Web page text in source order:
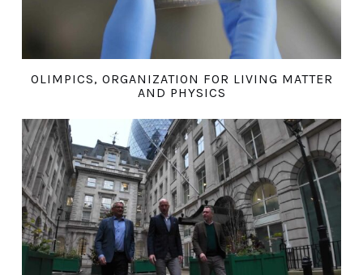
OLIMPICS, ORGANIZATION FOR LIVING MATTER
AND PHYSICS